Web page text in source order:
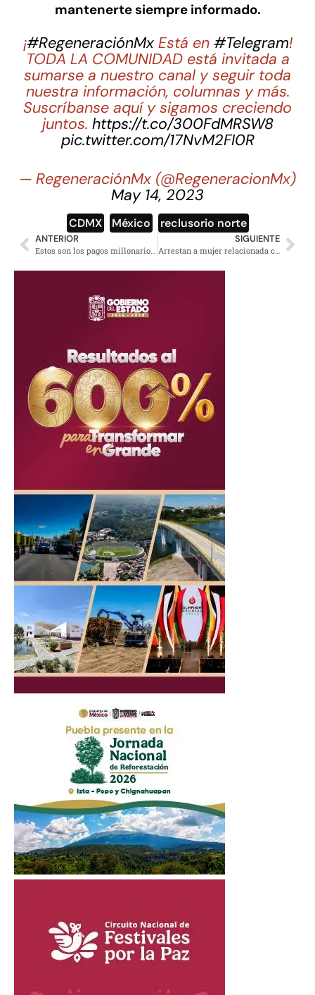
mantenerte siempre informado.
¡#RegeneraciónMxEstá en #Telegram!
TODA LA COMUNIDAD está invitada a
sumarse a nuestro canal y seguir toda
nuestra información, columnas y más.
Suscríbanse aquí y sigamos creciendo
juntos. https://t.co/300FdMRSW8
pic.twitter.com/17NvM2FI0R
— RegeneraciónMx (@RegeneracionMx)
May 14, 2023
CDMX México reclusorio norte
ANTERIOR
Estos son los pagos millonarios de Xóchitl Gálvez, revela AMLO en un tuit
SIGUIENTE
Arrestan a mujer relacionada con la muerte del nieto de Robert De Niro